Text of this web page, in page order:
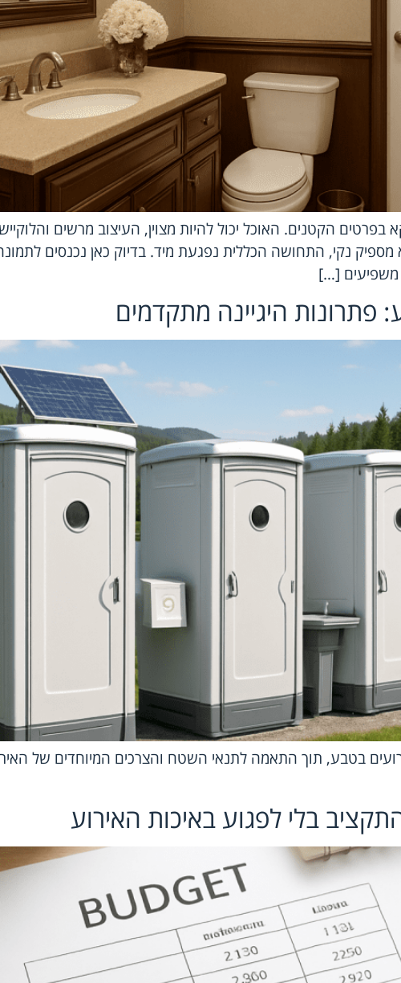
הקטנים. האוכל יכול להיות מצוין, העיצוב מרשים
נקי, התחושה הכללית נפגעת מיד. בדיוק כאן נכנסים לתמונה
משפיעים […]
פתרונות היגיינה מתקדמים
בטבע, תוך התאמה לתנאי השטח והצרכים המיוחדים של
בלי לפגוע באיכות האירוע